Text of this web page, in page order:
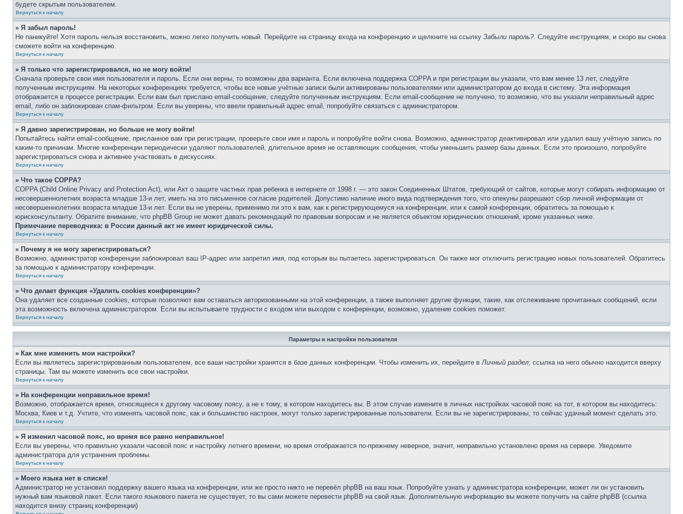
будете скрытым пользователем.
Вернуться к началу
» Я забыл пароль!
Не паникуйте! Хотя пароль нельзя восстановить, можно легко получить новый. Перейдите на страницу входа на конференцию и щелкните на ссылку Забыли пароль?. Следуйте инструкциям, и скоро вы снова
сможете войти на конференцию.
Вернуться к началу
» Я только что зарегистрировался, но не могу войти!
Сначала проверьте свои имя пользователя и пароль. Если они верны, то возможны два варианта. Если включена поддержка COPPA и при регистрации вы указали, что вам менее 13 лет, следуйте
полученным инструкциям. На некоторых конференциях требуется, чтобы все новые учётные записи были активированы пользователями или администратором до входа в систему. Эта информация
отображается в процессе регистрации. Если вам был прислано email-сообщение, следуйте полученным инструкциям. Если email-сообщение не получено, то возможно, что вы указали неправильный адрес
email, либо он заблокирован спам-фильтром. Если вы уверены, что ввели правильный адрес email, попробуйте связаться с администратором.
Вернуться к началу
» Я давно зарегистрирован, но больше не могу войти!
Попытайтесь найти email-сообщение, присланное вам при регистрации, проверьте свои имя и пароль и попробуйте войти снова. Возможно, администратор деактивировал или удалил вашу учётную запись по
каким-то причинам. Многие конференции периодически удаляют пользователей, длительное время не оставляющих сообщения, чтобы уменьшить размер базы данных. Если это произошло, попробуйте
зарегистрироваться снова и активнее участвовать в дискуссиях.
Вернуться к началу
» Что такое COPPA?
COPPA (Child Online Privacy and Protection Act), или Акт о защите частных прав ребенка в интернете от 1998 г. — это закон Соединенных Штатов, требующий от сайтов, которые могут собирать информацию от
несовершеннолетних возраста младше 13-и лет, иметь на это письменное согласие родителей. Допустимо наличие иного вида подтверждения того, что опекуны разрешают сбор личной информации от
несовершеннолетних возраста младше 13-и лет. Если вы не уверены, применимо ли это к вам, как к регистрирующемуся на конференции, или к самой конференции, обратитесь за помощью к
юрисконсультанту. Обратите внимание, что phpBB Group не может давать рекомендаций по правовым вопросам и не является объектом юридических отношений, кроме указанных ниже.
Примечание переводчика: в России данный акт не имеет юридической силы.
Вернуться к началу
» Почему я не могу зарегистрироваться?
Возможно, администратор конференции заблокировал ваш IP-адрес или запретил имя, под которым вы пытаетесь зарегистрироваться. Он также мог отключить регистрацию новых пользователей. Обратитесь
за помощью к администратору конференции.
Вернуться к началу
» Что делает функция «Удалить cookies конференции»?
Она удаляет все созданные cookies, которые позволяют вам оставаться авторизованными на этой конференции, а также выполняет другие функции, такие, как отслеживание прочитанных сообщений, если
эта возможность включена администратором. Если вы испытываете трудности с входом или выходом с конференции, возможно, удаление cookies поможет.
Вернуться к началу
Параметры и настройки пользователя
» Как мне изменить мои настройки?
Если вы являетесь зарегистрированным пользователем, все ваши настройки хранятся в базе данных конференции. Чтобы изменить их, перейдите вЛичный раздел; ссылка на него обычно находится вверху
страницы. Там вы можете изменить все свои настройки.
Вернуться к началу
» На конференции неправильное время!
Возможно, отображается время, относящееся к другому часовому поясу, а не к тому, в котором находитесь вы. В этом случае измените в личных настройках часовой пояс на тот, в котором вы находитесь:
Москва, Киев и т.д. Учтите, что изменять часовой пояс, как и большинство настроек, могут только зарегистрированные пользователи. Если вы не зарегистрированы, то сейчас удачный момент сделать это.
Вернуться к началу
» Я изменил часовой пояс, но время все равно неправильное!
Если вы уверены, что правильно указали часовой пояс и настройку летнего времени, но время отображается по-прежнему неверное, значит, неправильно установлено время на сервере. Уведомите
администратора для устранения проблемы.
Вернуться к началу
» Моего языка нет в списке!
Администратор не установил поддержку вашего языка на конференции, или же просто никто не перевёл phpBB на ваш язык. Попробуйте узнать у администратора конференции, может ли он установить
нужный вам языковой пакет. Если такого языкового пакета не существует, то вы сами можете перевести phpBB на свой язык. Дополнительную информацию вы можете получить на сайте phpBB (ссылка
находится внизу страниц конференции)